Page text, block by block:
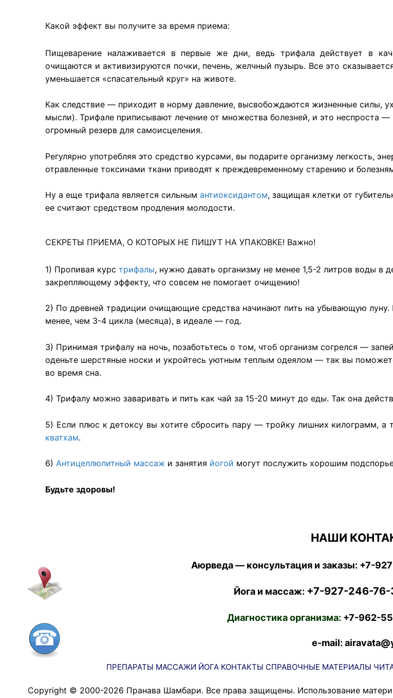
Какой эффект вы получите за время приема:
Пищеварение налаживается в первые же дни, ведь трифала действует в
очищаются и активизируются почки, печень, желчный пузырь. Все это
уменьшается «спасательный круг» на животе.
Как следствие — приходит в норму давление, высвобождаются жизненные силы,
мысли). Трифале приписывают лечение от множества болезней, и это неспроста
огромный резерв для самоисцеления.
Регулярно употребляя это средство курсами, вы подарите организму легкость,
отравленные токсинами ткани приводят к преждевременному старению и
Ну а еще трифала является сильным антиоксидантом, защищая клетки от
ее считают средством продления молодости.
СЕКРЕТЫ ПРИЕМА, О КОТОРЫХ НЕ ПИШУТ НА УПАКОВКЕ! Важно!
1) Пропивая курс трифалы, нужно давать организму не менее 1,5-2 литров воды в
закрепляющему эффекту, что совсем не помогает очищению!
2) По древней традиции очищающие средства начинают пить на убывающую
менее, чем 3-4 цикла (месяца), в идеале — год.
3) Принимая трифалу на ночь, позаботьтесь о том, чтоб организм согрелся —
оденьте шерстяные носки и укройтесь уютным теплым одеялом — так вы
во время сна.
4) Трифалу можно заваривать и пить как чай за 15-20 минут до еды. Так она
5) Если плюс к детоксу вы хотите сбросить пару — тройку лишних килограмм, а
кватхам.
6) Антицеллюлитный массаж и занятия йогой могут послужить хорошим
Будьте здоровы!
НАШИ
Аюрведа — консультация и заказы: +7-
Йога и массаж: +7-927-246-76-
Диагностика организма: +7-962-
e-mail:
ПРЕПАРАТЫ МАССАЖИ ЙОГА КОНТАКТЫ СПРАВОЧНЫЕ МАТЕРИАЛЫ
Copyright © 2000-2026 Пранава Шамбари. Все права защищены. Использование